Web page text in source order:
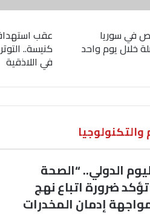
في سوريا
خلال يوم واحد
عقب
كنيسة..
في اللاذقية
والتكنولوجيا
الدولي.. “الصحة
ضرورة اتباع نهج
إدمان المخدرات